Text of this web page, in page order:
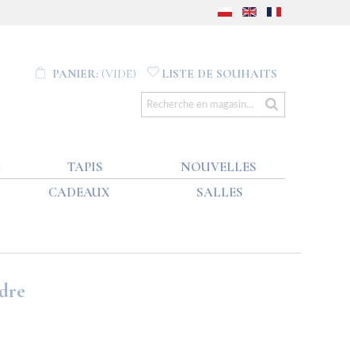
PANIER: (VIDE) LISTE DE SOUHAITS
TAPIS
NOUVELLES
CADEAUX SALLES